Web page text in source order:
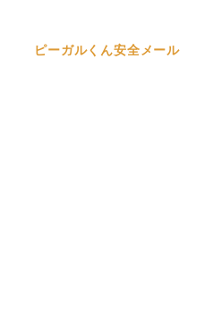
ピーガルくん安全メール